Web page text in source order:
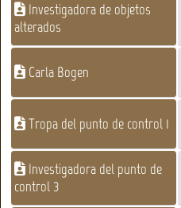
Investigadora de objetos
alterados
Carla Bogen
Tropa del punto de control 1
Investigadora del punto de
control 3